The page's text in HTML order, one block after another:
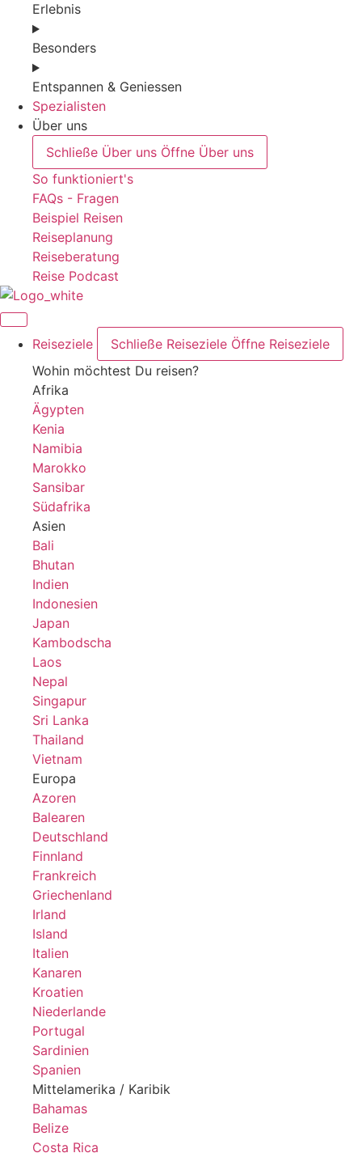
Erlebnis
Besonders
Entspannen & Geniessen
Spezialisten
Über uns
Schließe Über uns Öffne Über uns
So funktioniert's
FAQs - Fragen
Beispiel Reisen
Reiseplanung
Reiseberatung
Reise Podcast
Reiseziele Schließe Reiseziele Öffne Reiseziele
Wohin möchtest Du reisen?
Afrika
Ägypten
Kenia
Namibia
Marokko
Sansibar
Südafrika
Asien
Bali
Bhutan
Indien
Indonesien
Japan
Kambodscha
Laos
Nepal
Singapur
Sri Lanka
Thailand
Vietnam
Europa
Azoren
Balearen
Deutschland
Finnland
Frankreich
Griechenland
Irland
Island
Italien
Kanaren
Kroatien
Niederlande
Portugal
Sardinien
Spanien
Mittelamerika / Karibik
Bahamas
Belize
Costa Rica